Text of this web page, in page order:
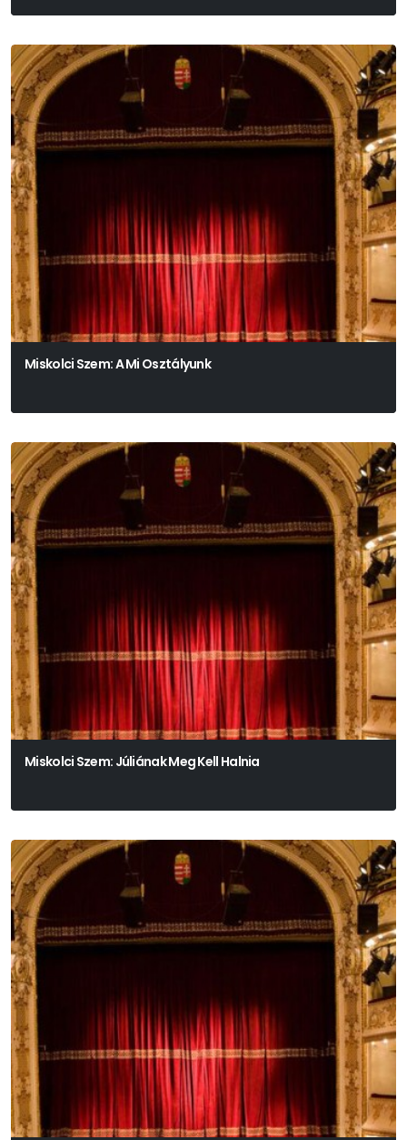
Miskolci Szem: A Mi Osztályunk
Miskolci Szem: Júliának Meg Kell Halnia